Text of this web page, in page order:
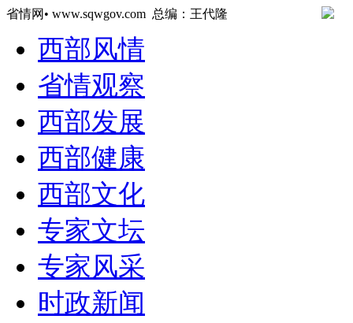
省情网• www.sqwgov.com 总编：王代隆
西部风情
省情观察
西部发展
西部健康
西部文化
专家文坛
专家风采
时政新闻